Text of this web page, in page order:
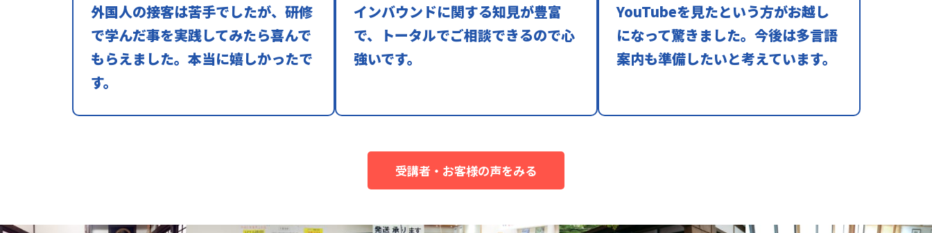
外国人の接客は苦手でしたが、研修
で学んだ事を実践してみたら喜んで
もらえました。本当に嬉しかったで
す。
インバウンドに関する知見が豊富
で、トータルでご相談できるので心
強いです。
YouTubeを見たという方がお越し
になって驚きました。今後は多言語
案内も準備したいと考えています。
受講者・お客様の声をみる